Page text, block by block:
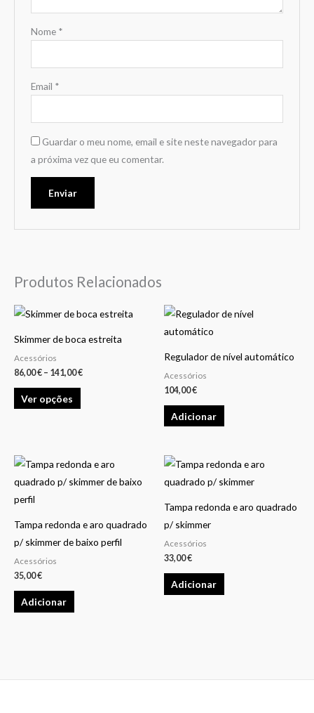
Nome *
Email *
Guardar o meu nome, email e site neste navegador para
a próxima vez que eu comentar.
Produtos Relacionados
Skimmer de boca estreita
Acessórios
86,00€ – 141,00€
range:
through
Ver opções
This
chosen
on
product
page
Regulador de nível automático
Acessórios
104,00€
Adicionar
Tampa redonda e aro quadrado
p/ skimmer de baixo perfil
Acessórios
35,00€
Adicionar
Tampa redonda e aro quadrado
p/ skimmer
Acessórios
33,00€
Adicionar